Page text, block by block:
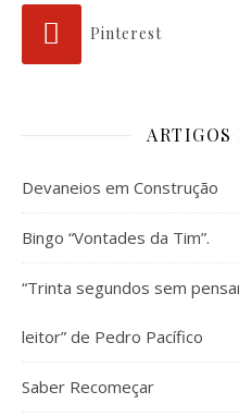
Pinterest
ARTIGOS
Devaneios em Construção
Bingo “Vontades da Tim”.
“Trinta segundos sem
leitor” de Pedro Pacífico
Saber Recomeçar